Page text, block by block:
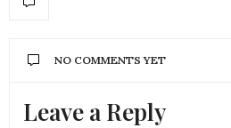
NO COMMENTS YET
Leave a Reply